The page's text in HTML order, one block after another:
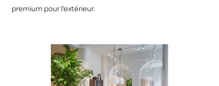
premium pour l’extérieur.